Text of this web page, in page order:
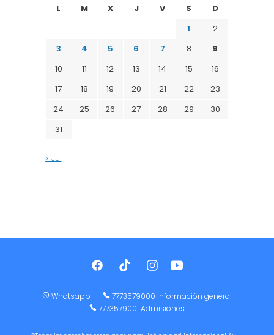
L
M X J V S
D
1
2
3
4 5 6 7 8
9
10
11 12 13 14 15
16
17
18 19 20 21 22
23
24
25 26 27 28 29
30
31
« Jul
Whatsapp
7773579000 Información general
7773579001 Admisiones